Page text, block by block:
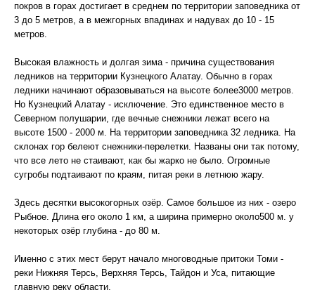
покров в горах достигает в среднем по территории заповедника от
3 до 5 метров, а в межгорных впадинах и надувах до 10 - 15
метров.
Высокая влажность и долгая зима - причина существования
ледников на территории Кузнецкого Алатау. Обычно в горах
ледники начинают образовываться на высоте более3000 метров.
Но Кузнецкий Алатау - исключение. Это единственное место в
Северном полушарии, где вечные снежники лежат всего на
высоте 1500 - 2000 м. На территории заповедника 32 ледника. На
склонах гор белеют снежники-перелетки. Названы они так потому,
что все лето не стаивают, как бы жарко не было. Огромные
сугробы подтаивают по краям, питая реки в летнюю жару.
Здесь десятки высокогорных озёр. Самое большое из них - озеро
Рыбное. Длина его около 1 км, а ширина примерно около500 м. у
некоторых озёр глубина - до 80 м.
Именно с этих мест берут начало многоводные притоки Томи -
реки Нижняя Терсь, Верхняя Терсь, Тайдон и Уса, питающие
главную реку области.